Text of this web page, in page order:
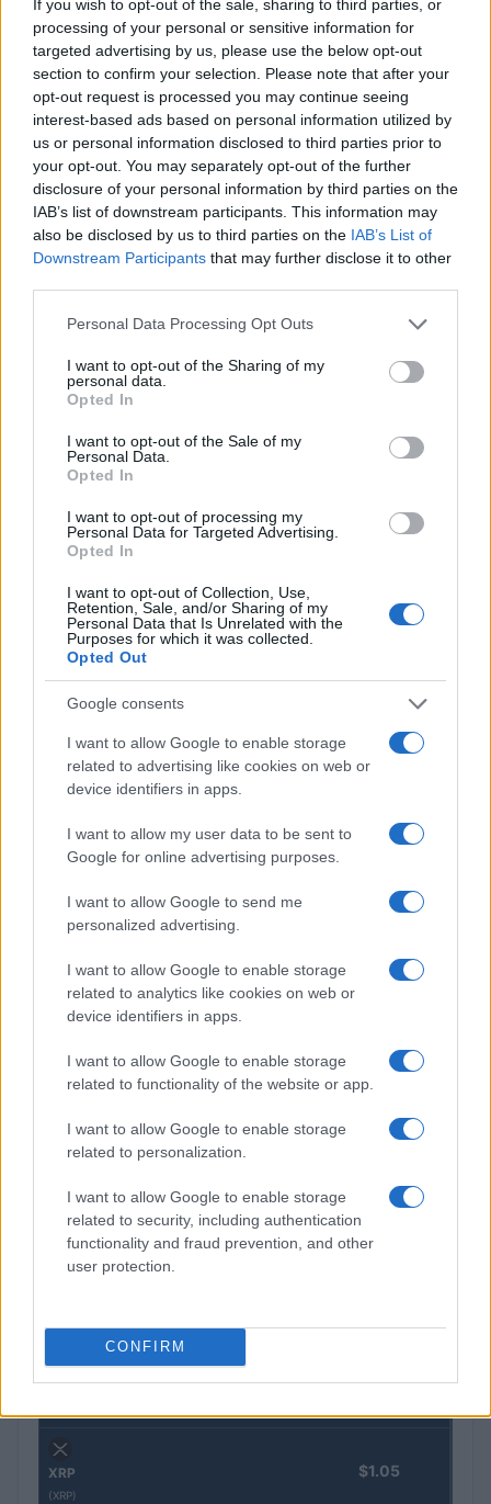
If you wish to opt-out of the sale, sharing to third parties, or
processing of your personal or sensitive information for
targeted advertising by us, please use the below opt-out
section to confirm your selection. Please note that after your
opt-out request is processed you may continue seeing
interest-based ads based on personal information utilized by
us or personal information disclosed to third parties prior to
your opt-out. You may separately opt-out of the further
disclosure of your personal information by third parties on the
IAB’s list of downstream participants. This information may
also be disclosed by us to third parties on the IAB’s List of
Downstream Participants that may further disclose it to other
Please note that this website/app uses one or more Google
not limited to your visit or usage behaviour. You may click to
grant or deny consent to Google and its third-party tags to
use your data for below specified purposes in below Google
consent section.
Personal Data Processing Opt Outs
I want to opt-out of the Sharing of my
personal data.
Opted In
I want to opt-out of the Sale of my
Personal Data.
Opted In
I want to opt-out of processing my
Personal Data for Targeted Advertising.
Opted In
I want to opt-out of Collection, Use,
Retention, Sale, and/or Sharing of my
Personal Data that Is Unrelated with the
Purposes for which it was collected.
Opted Out
Google consents
I want to allow Google to enable storage
related to advertising like cookies on web or
device identifiers in apps.
I want to allow my user data to be sent to
Google for online advertising purposes.
I want to allow Google to send me
personalized advertising.
I want to allow Google to enable storage
related to analytics like cookies on web or
device identifiers in apps.
I want to allow Google to enable storage
related to functionality of the website or app.
I want to allow Google to enable storage
related to personalization.
I want to allow Google to enable storage
related to security, including authentication
functionality and fraud prevention, and other
user protection.
CONFIRM
Guía para evaluar RWA: custodios, oráculos, liquidez y riesgo
legal
Marta Ruiz · 6 Ago 2026
CRIPTOMONEDAS
Vladimir Putin firma ley que regula el uso de criptomonedas en
Diego Martín · 6 Ago 2026
CRIPTOMONEDAS
Steam bajo ataque: el malware que infectó a 8.000 usuarios y
robó más de 220.000 dólares en criptomonedas
Diego Martín · 6 Ago 2026
COTIZACIONES CRYPTO
Nombre Precio
Bitcoin
(BTC)
$64,608.00
BNB $593.80
XRP
(XRP)
$1.05